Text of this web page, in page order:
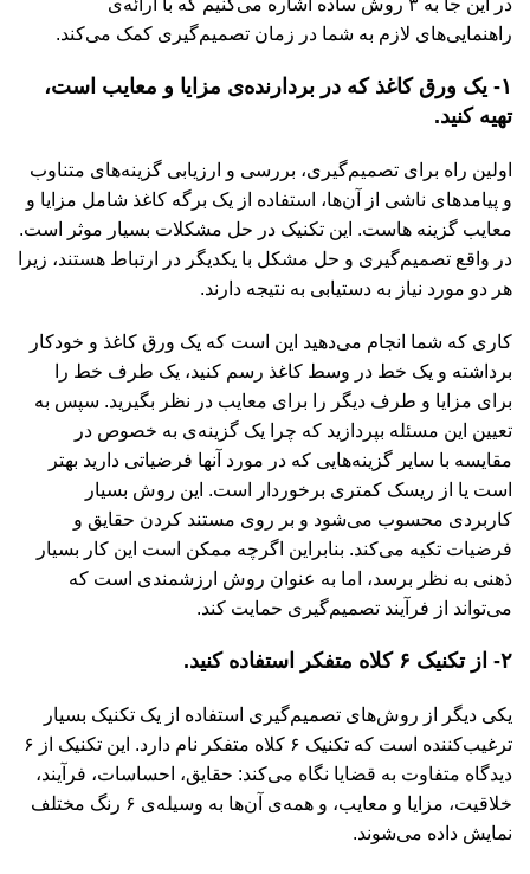
راهنمایی‌های لازم به شما در زمان تصمیم‌گیری کمک می‌کند.
۱- یک ورق کاغذ که در بردارنده‌ی مزایا و معایب است،
تهیه کنید.
اولین راه برای تصمیم‌گیری، بررسی و ارزیابی گزینه‌های متناوب
و پیامدهای ناشی از آن‌ها، استفاده از یک برگه کاغذ شامل مزایا و
معایب گزینه هاست. این تکنیک در حل مشکلات بسیار موثر است.
در واقع تصمیم‌گیری و حل مشکل با یکدیگر در ارتباط هستند، زیرا
هر دو مورد نیاز به دستیابی به نتیجه دارند.
کاری که شما انجام می‌دهید این است که یک ورق کاغذ و خودکار
برداشته و یک خط در وسط کاغذ رسم کنید، یک طرف خط را
برای مزایا و طرف دیگر را برای معایب در نظر بگیرید. سپس به
تعیین این مسئله بپردازید که چرا یک گزینه‌ی به خصوص در
مقایسه با سایر گزینه‌هایی که در مورد آنها فرضیاتی دارید بهتر
است یا از ریسک کمتری برخوردار است. این روش بسیار
کاربردی محسوب می‌شود و بر روی مستند کردن حقایق و
فرضیات تکیه می‌کند. بنابراین اگرچه ممکن است این کار بسیار
ذهنی به نظر برسد، اما به عنوان روش ارزشمندی است که
می‌تواند از فرآیند تصمیم‌گیری حمایت کند.
۲- از تکنیک ۶ کلاه متفکر استفاده کنید.
یکی دیگر از روش‌های تصمیم‌گیری استفاده از یک تکنیک بسیار
ترغیب‌کننده است که تکنیک ۶ کلاه متفکر نام دارد. این تکنیک از ۶
دیدگاه‌ متفاوت به قضایا نگاه می‌کند: حقایق، احساسات، فرآیند،
خلاقیت، مزایا و معایب، و همه‌ی آن‌ها به وسیله‌ی ۶ رنگ مختلف
نمایش داده می‌شوند.